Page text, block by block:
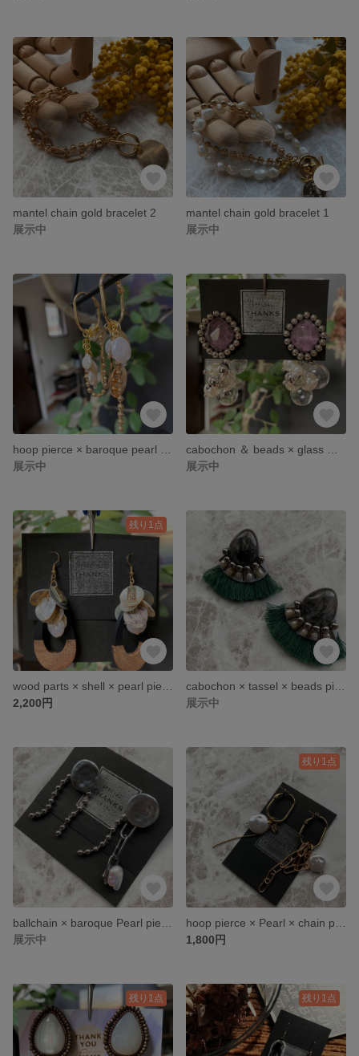
mantel chain gold bracelet 2
展示中
mantel chain gold bracelet 1
展示中
展示中
展示中
残り1点
2,200円
展示中
展示中
残り1点
1,800円
残り1点 残り1点